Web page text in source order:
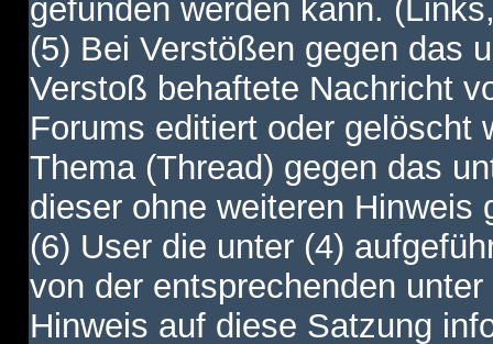
gefunden werden kann.
(5) Bei Verstößen gegen das
Verstoß behaftete Nachricht
Forums editiert oder gelöscht
Thema (Thread) gegen das
dieser ohne weiteren Hinweis
(6) User die unter (4)
von der entsprechenden
Hinweis auf diese Satzung